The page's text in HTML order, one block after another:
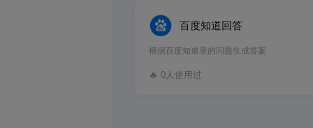
百度知道回答
根据百度知道里的问题生成答案
🔥 0人使用过